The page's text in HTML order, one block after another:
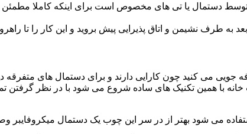
دستمال یا تی های مخصوص است برای اینکه کاملا مطمئن
طرف نشیمن و اتاق پذیرایی پیش بروید و این کار را تا راهرو
جویی می کنید چون کارایی دارند و برای دستمال های متفرقه
با همین تکنیک های ساده شروع می شود با در نظر گرفتن